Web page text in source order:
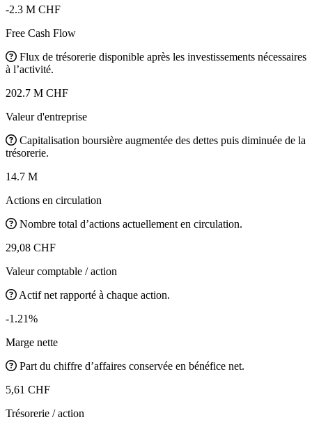
-2.3 M CHF
Free Cash Flow
Flux de trésorerie disponible après les investissements nécessaires
à l’activité.
202.7 M CHF
Valeur d'entreprise
Capitalisation boursière augmentée des dettes puis diminuée de la
trésorerie.
14.7 M
Actions en circulation
Nombre total d’actions actuellement en circulation.
29,08 CHF
Valeur comptable / action
Actif net rapporté à chaque action.
-1.21%
Marge nette
Part du chiffre d’affaires conservée en bénéfice net.
5,61 CHF
Trésorerie / action